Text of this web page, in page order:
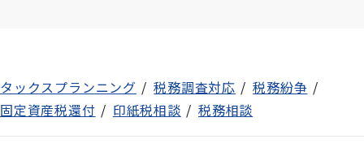
タックスプランニング 税務調査対応
税務紛争
固定資産税還付
印紙税相談 税務相談